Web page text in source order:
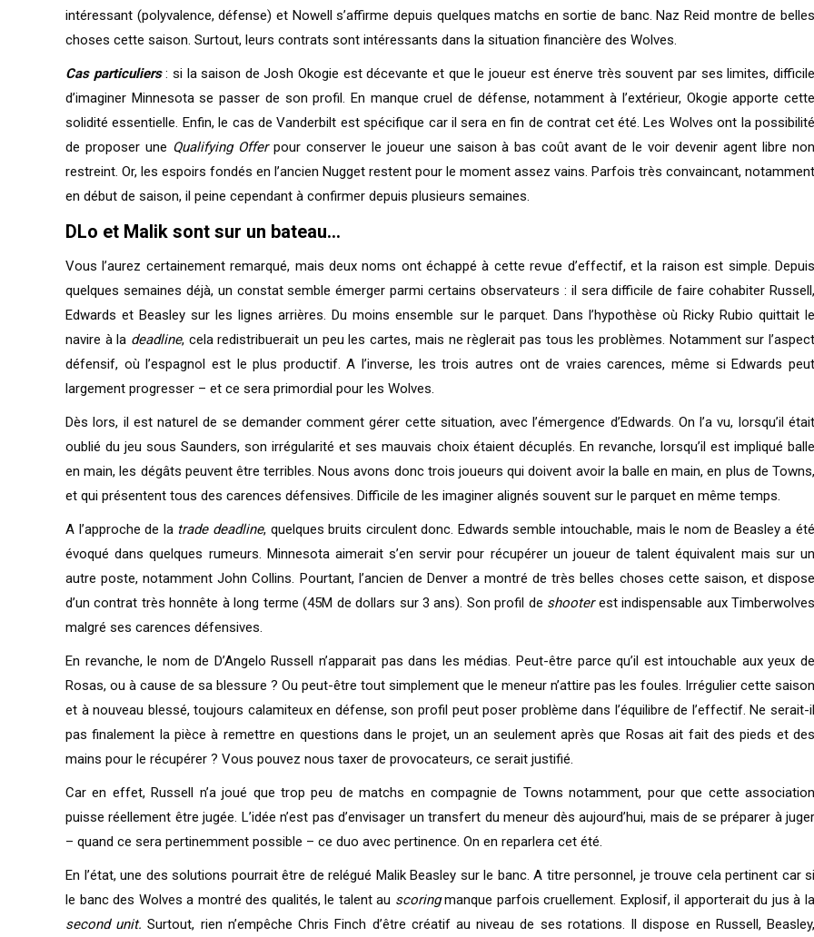
intéressant (polyvalence, défense) et Nowell s’affirme depuis quelques matchs en sortie de banc. Naz Reid montre de belles
choses cette saison. Surtout, leurs contrats sont intéressants dans la situation financière des Wolves.
Cas particuliers: si la saison de Josh Okogie est décevante et que le joueur est énerve très souvent par ses limites, difficile
d’imaginer Minnesota se passer de son profil. En manque cruel de défense, notamment à l’extérieur, Okogie apporte cette
solidité essentielle. Enfin, le cas de Vanderbilt est spécifique car il sera en fin de contrat cet été. Les Wolves ont la possibilité
de proposer une Qualifying Offerpour conserver le joueur une saison à bas coût avant de le voir devenir agent libre non
restreint. Or, les espoirs fondés en l’ancien Nugget restent pour le moment assez vains. Parfois très convaincant, notamment
en début de saison, il peine cependant à confirmer depuis plusieurs semaines.
DLo et Malik sont sur un bateau…
Vous l’aurez certainement remarqué, mais deux noms ont échappé à cette revue d’effectif, et la raison est simple. Depuis
quelques semaines déjà, un constat semble émerger parmi certains observateurs : il sera difficile de faire cohabiter Russell,
Edwards et Beasley sur les lignes arrières. Du moins ensemble sur le parquet. Dans l’hypothèse où Ricky Rubio quittait le
navire à la deadline, cela redistribuerait un peu les cartes, mais ne règlerait pas tous les problèmes. Notamment sur l’aspect
défensif, où l’espagnol est le plus productif. A l’inverse, les trois autres ont de vraies carences, même si Edwards peut
largement progresser – et ce sera primordial pour les Wolves.
Dès lors, il est naturel de se demander comment gérer cette situation, avec l’émergence d’Edwards. On l’a vu, lorsqu’il était
oublié du jeu sous Saunders, son irrégularité et ses mauvais choix étaient décuplés. En revanche, lorsqu’il est impliqué balle
en main, les dégâts peuvent être terribles. Nous avons donc trois joueurs qui doivent avoir la balle en main, en plus de Towns,
et qui présentent tous des carences défensives. Difficile de les imaginer alignés souvent sur le parquet en même temps.
A l’approche de la trade deadline, quelques bruits circulent donc. Edwards semble intouchable, mais le nom de Beasley a été
évoqué dans quelques rumeurs. Minnesota aimerait s’en servir pour récupérer un joueur de talent équivalent mais sur un
autre poste, notamment John Collins. Pourtant, l’ancien de Denver a montré de très belles choses cette saison, et dispose
d’un contrat très honnête à long terme (45M de dollars sur 3 ans). Son profil de shooterest indispensable aux Timberwolves
malgré ses carences défensives.
En revanche, le nom de D’Angelo Russell n’apparait pas dans les médias. Peut-être parce qu’il est intouchable aux yeux de
Rosas, ou à cause de sa blessure ? Ou peut-être tout simplement que le meneur n’attire pas les foules. Irrégulier cette saison
et à nouveau blessé, toujours calamiteux en défense, son profil peut poser problème dans l’équilibre de l’effectif. Ne serait-il
pas finalement la pièce à remettre en questions dans le projet, un an seulement après que Rosas ait fait des pieds et des
mains pour le récupérer ? Vous pouvez nous taxer de provocateurs, ce serait justifié.
Car en effet, Russell n’a joué que trop peu de matchs en compagnie de Towns notamment, pour que cette association
puisse réellement être jugée. L’idée n’est pas d’envisager un transfert du meneur dès aujourd’hui, mais de se préparer à juger
– quand ce sera pertinemment possible – ce duo avec pertinence. On en reparlera cet été.
En l’état, une des solutions pourrait être de relégué Malik Beasley sur le banc. A titre personnel, je trouve cela pertinent car si
le banc des Wolves a montré des qualités, le talent au scoringmanque parfois cruellement. Explosif, il apporterait du jus à la
second unit.Surtout, rien n’empêche Chris Finch d’être créatif au niveau de ses rotations. Il dispose en Russell, Beasley,